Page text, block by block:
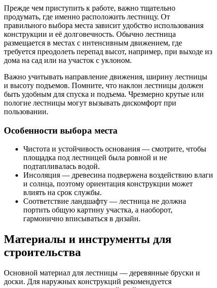
Прежде чем приступить к работе, важно тщательно
продумать, где именно расположить лестницу. От
правильного выбора места зависит удобство использования
конструкции и её долговечность. Обычно лестница
размещается в местах с интенсивным движением, где
требуется преодолеть перепад высот, например, при выходе из
дома на сад или на участок с уклоном.
Важно учитывать направление движения, ширину лестницы
и высоту подъемов. Помните, что наклон лестницы должен
быть удобным для спуска и подъема. Чрезмерно крутые или
пологие лестницы могут вызывать дискомфорт при
пользовании.
Особенности выбора места
Чистота и устойчивость основания — смотрите, чтобы
площадка под лестницей была ровной и не
подтапливалась водой.
Инсоляция — древесина подвержена воздействию влаги
и солнца, поэтому ориентация конструкции может
влиять на срок службы.
Соответствие ландшафту — лестница не должна
портить общую картину участка, а наоборот,
гармонично вписываться в дизайн.
Материалы и инструменты для
строительства
Основной материал для лестницы — деревянные бруски и
доски. Для наружных конструкций рекомендуется